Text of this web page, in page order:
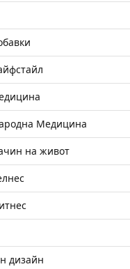
Медицина
на живот
дизайн